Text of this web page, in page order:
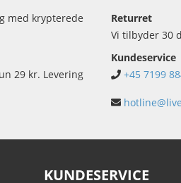
med krypterede
29 kr. Levering
Returret
Vi tilbyder 30
Kundeservice
+45 7199
KUNDESERVICE